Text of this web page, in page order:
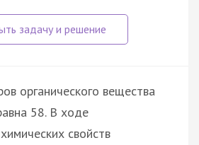
органического вещества
58. В ходе
свойств